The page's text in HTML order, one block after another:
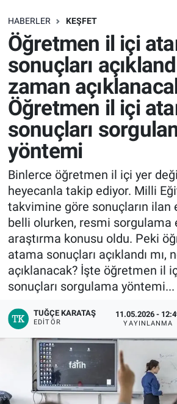
HABERLER KEŞFET
Öğretmen il içi
sonuçları
zaman
Öğretmen il içi
sonuçları
yöntemi
Binlerce öğretmen il içi yer
heyecanla takip ediyor. Milli
takvimine göre sonuçların ilan
belli olurken, resmi sorgulama
araştırma konusu oldu. Peki
atama sonuçları açıklandı mı,
açıklanacak? İşte öğretmen il
sonuçları sorgulama yöntemi...
TUĞÇE KARATAŞ
EDITÖR
11.05.2026 -
YAYINLANMA
SAĞLIK
EKONOMİ
EĞİTİM
ÖZEL HABER
Keşfet
ASTROLOJİ
MANŞET
RESMİ İLANLAR
İLAN
İletişim/Künye
Yaşam
Gözden Kaçmasın